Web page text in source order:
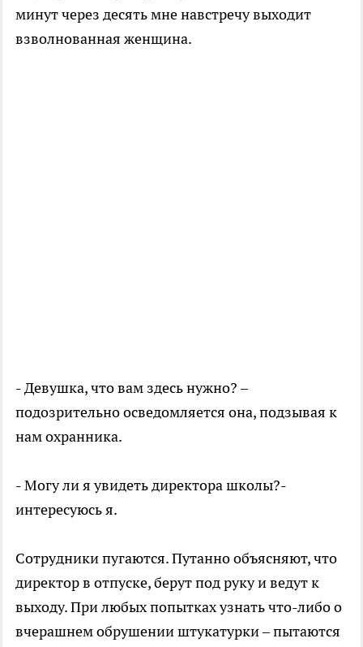
минут через десять мне навстречу выходит
взволнованная женщина.
- Девушка, что вам здесь нужно? –
подозрительно осведомляется она, подзывая к
нам охранника.
- Могу ли я увидеть директора школы?-
интересуюсь я.
Сотрудники пугаются. Путанно объясняют, что
директор в отпуске, берут под руку и ведут к
выходу. При любых попытках узнать что-либо о
вчерашнем обрушении штукатурки – пытаются